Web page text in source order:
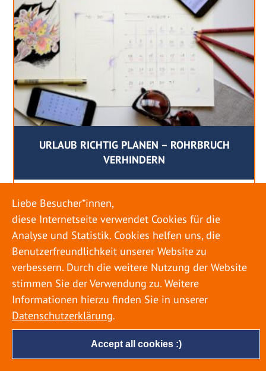
URLAUB RICHTIG PLANEN – ROHRBRUCH
VERHINDERN
18. MAI 2022
Egal ob Sommer oder Winter: Alle Menschen
genießen ihren Urlaub. Dabei zieht es die Einen
weiter weg, die Anderen bleiben dann doch
lieber in der Heimat. Wenn Sie für eine längere
Zeit wegfahren möchten, gibt es einige Dinge zu
beachten, damit nicht anschließend eine böse
Überraschung auf Sie wartet. Um einen
möglichst entspannten Urlaub zu […]
Accept all cookies :)
Liebe Besucher*innen,
diese Internetseite verwendet Cookies für die
Analyse und Statistik. Cookies helfen uns, die
Benutzerfreundlichkeit unserer Website zu
verbessern. Durch die weitere Nutzung der Website
stimmen Sie der Verwendung zu. Weitere
Informationen hierzu finden Sie in unserer
Datenschutzerklärung.